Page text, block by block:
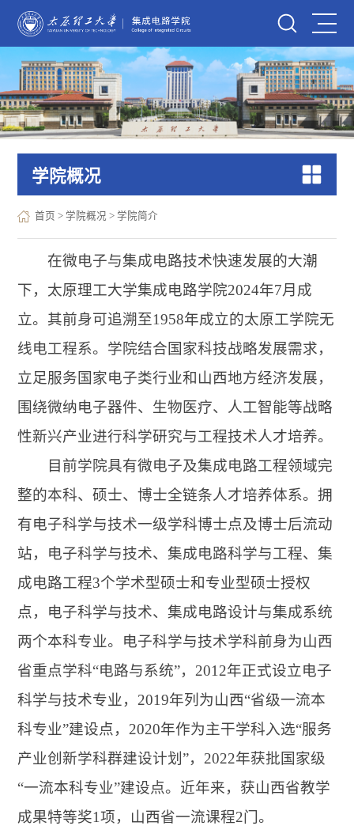
学院概况
首页 > 学院概况 > 学院简介
在微电子与集成电路技术快速发展的大潮
下，太原理工大学集成电路学院2024年7月成
立。其前身可追溯至1958年成立的太原工学院无
线电工程系。学院结合国家科技战略发展需求，
立足服务国家电子类行业和山西地方经济发展，
围绕微纳电子器件、生物医疗、人工智能等战略
性新兴产业进行科学研究与工程技术人才培养。
目前学院具有微电子及集成电路工程领域完
整的本科、硕士、博士全链条人才培养体系。拥
有电子科学与技术一级学科博士点及博士后流动
站，电子科学与技术、集成电路科学与工程、集
成电路工程3个学术型硕士和专业型硕士授权
点，电子科学与技术、集成电路设计与集成系统
两个本科专业。电子科学与技术学科前身为山西
省重点学科“电路与系统”，2012年正式设立电子
科学与技术专业，2019年列为山西“省级一流本
科专业”建设点，2020年作为主干学科入选“服务
产业创新学科群建设计划”，2022年获批国家级
“一流本科专业”建设点。近年来，获山西省教学
成果特等奖1项，山西省一流课程2门。